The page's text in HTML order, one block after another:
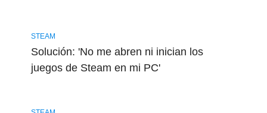
STEAM
Solución: 'No me abren ni inician los
juegos de Steam en mi PC'